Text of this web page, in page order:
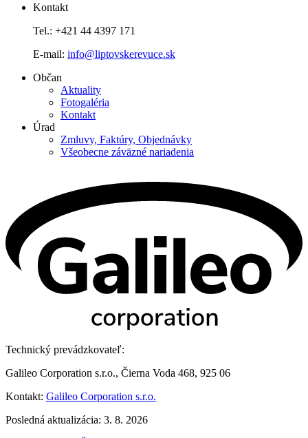
Kontakt
Tel.: +421 44 4397 171
E-mail: info@liptovskerevuce.sk
Občan
Aktuality
Fotogaléria
Kontakt
Úrad
Zmluvy, Faktúry, Objednávky
Všeobecne záväzné nariadenia
Technický prevádzkovateľ:
Galileo Corporation s.r.o., Čierna Voda 468, 925 06
Kontakt: Galileo Corporation s.r.o.
Posledná aktualizácia: 3. 8. 2026